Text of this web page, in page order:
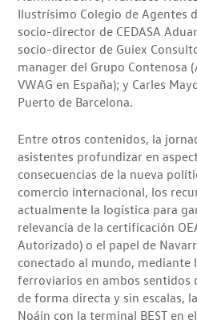
Ilustrísimo Colegio de Agentes
socio-director de CEDASA
socio-director de Guiex
manager del Grupo Contenosa
VWAG en España); y Carles
Puerto de Barcelona.
Entre otros contenidos, la
asistentes profundizar en
consecuencias de la nueva
comercio internacional, los
actualmente la logística para
relevancia de la certificación
Autorizado) o el papel de
conectado al mundo, mediante
ferroviarios en ambos sentidos
de forma directa y sin escalas,
Noáin con la terminal BEST en